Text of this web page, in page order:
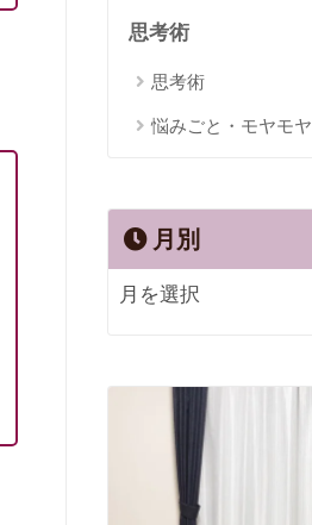
思考術
思考術
悩みごと・モヤモヤ
月別